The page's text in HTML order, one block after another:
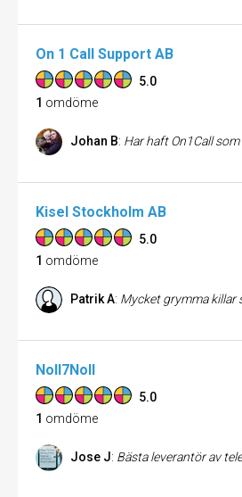
On 1 Call Support AB
5.0
1 omdöme
Johan B: Har haft On1Call som host för vår server och daglig supportverksamhet i närmare 10
Kisel Stockholm AB
5.0
1 omdöme
Patrik A: Mycket grymma killar som jobbar med Apple-datorer. Hittade dom via Google, jag är ingen
Noll7Noll
5.0
1 omdöme
Jose J: Bästa leverantör av telefoni